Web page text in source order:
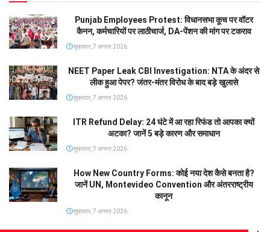
Punjab Employees Protest: विधानसभा कूच पर वॉटर
कैनन, कर्मचारियों पर लाठीचार्ज, DA-पेंशन की मांग पर टकराव
शुक्रवार, 7 अगस्त 2026
NEET Paper Leak CBI Investigation: NTA के अंदर से
लीक हुआ पेपर? जंतर-मंतर विरोध के बाद बड़े खुलासे
शुक्रवार, 7 अगस्त 2026
ITR Refund Delay: 24 घंटे में आ रहा रिफंड तो आपका क्यों
अटका? जानें 5 बड़े कारण और समाधान
शुक्रवार, 7 अगस्त 2026
How New Country Forms: कोई नया देश कैसे बनता है?
जानें UN, Montevideo Convention और अंतरराष्ट्रीय
कानून
शुक्रवार, 7 अगस्त 2026